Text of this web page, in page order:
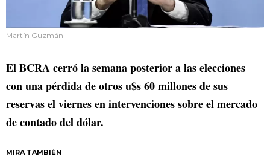
Martín Guzmán
El BCRA cerró la semana posterior a las elecciones
con una pérdida de otros u$s 60 millones de sus
reservas el viernes en intervenciones sobre el mercado
de contado del dólar.
MIRA TAMBIÉN